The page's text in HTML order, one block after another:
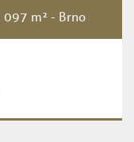
097 m² - Brno